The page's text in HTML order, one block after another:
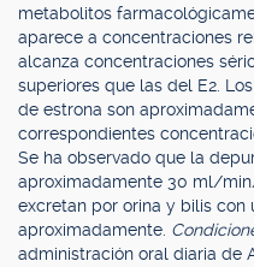
metabolitos
aparece a concentraciones
alcanza concentraciones
superiores que las del E2.
de estrona son
correspondientes
Se ha observado que la
aproximadamente 30 ml/
excretan por orina y bilis con
aproximadamente.
administración oral diaria de